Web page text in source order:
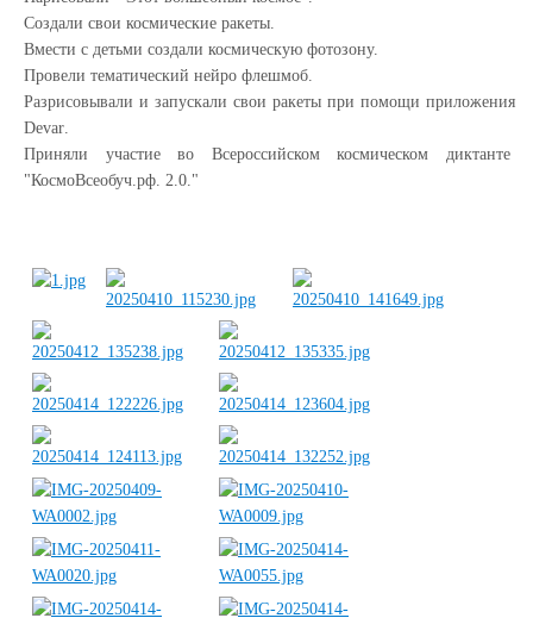
Создали свои космические ракеты.
Вмести с детьми создали космическую фотозону.
Провели тематический нейро флешмоб.
Разрисовывали и запускали свои ракеты при помощи приложения
Devar
Приняли участие во Всероссийском космическом диктанте
"КосмоВсеобуч.рф. 2.0. "